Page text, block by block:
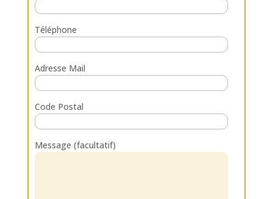
Téléphone
Adresse Mail
Code Postal
Message (facultatif)